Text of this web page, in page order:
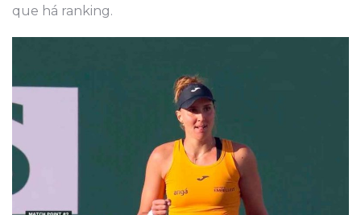
que há ranking.